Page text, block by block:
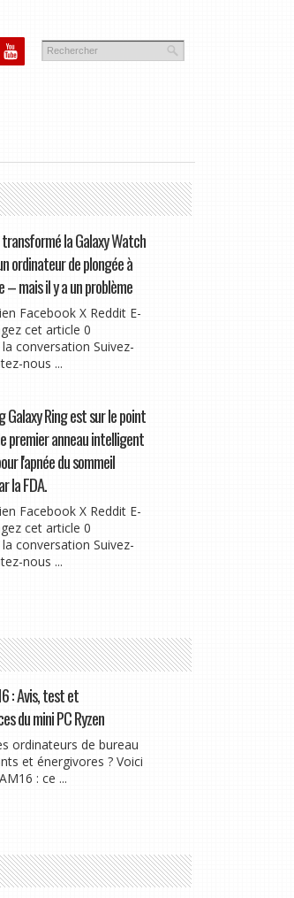
la Galaxy Watch
ordinateur de plongée à
mais il y a un problème
Facebook X Reddit E-
cet article 0
conversation Suivez-
nous ...
Galaxy Ring est sur le point
premier anneau intelligent
l'apnée du sommeil
la FDA.
Facebook X Reddit E-
cet article 0
conversation Suivez-
nous ...
: Avis, test et
du mini PC Ryzen
ordinateurs de bureau
et énergivores ? Voici
: ce ...